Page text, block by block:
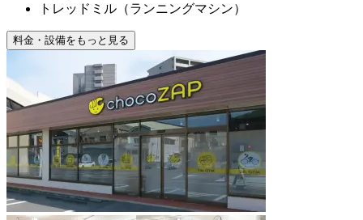
トレッドミル（ランニングマシン）
料金・設備をもっと見る